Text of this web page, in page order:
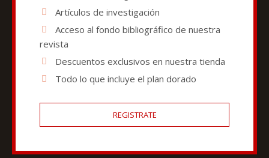
Artículos de investigación
Acceso al fondo bibliográfico de nuestra
revista
Descuentos exclusivos en nuestra tienda
Todo lo que incluye el plan dorado
REGISTRATE